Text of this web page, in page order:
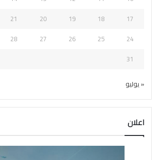
17
18
19
20
21
24
25
26
27
28
31
« يوليو
اعلان